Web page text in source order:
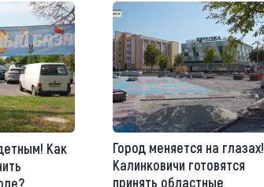
Как
Город меняется на глазах!
Калинковичи готовятся
принять областные